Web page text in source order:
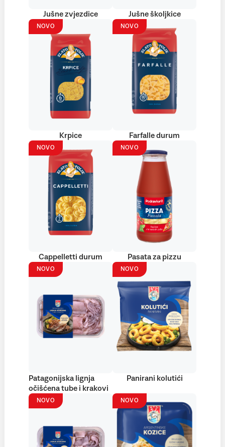
Jušne zvjezdice Jušne školjkice
NOVO
Krpice
NOVO
Farfalle durum
NOVO
Cappelletti durum
NOVO
Pasata za pizzu
NOVO
Patagonijska lignja
očišćena tube i krakovi
NOVO
Panirani kolutići
NOVO NOVO